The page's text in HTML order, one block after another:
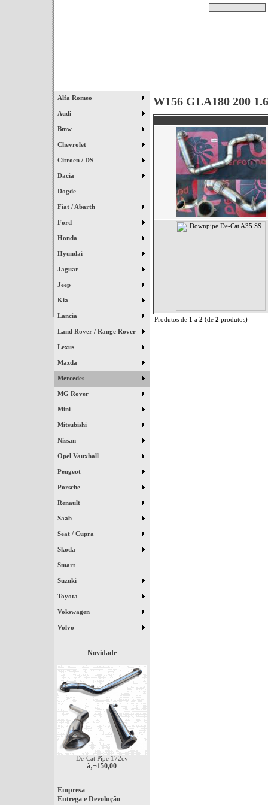
Alfa Romeo
Audi
Bmw
Chevrolet
Citroen / DS
Dacia
Dogde
Fiat / Abarth
Ford
Honda
Hyundai
Jaguar
Jeep
Kia
Lancia
Land Rover / Range Rover
Lexus
Mazda
Mercedes
MG Rover
Mini
Mitsubishi
Nissan
Opel Vauxhall
Peugeot
Porsche
Renault
Saab
Seat / Cupra
Skoda
Smart
Suzuki
Toyota
Vokswagen
Volvo
Novidade
De-Cat Pipe 172cv
â‚¬150,00
Empresa
Entrega e Devolução
W156 GLA180 200
Produtos de 1 a 2 (de 2 produtos)